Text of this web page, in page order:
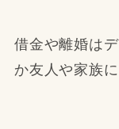
借金や離婚は
か友人や家族